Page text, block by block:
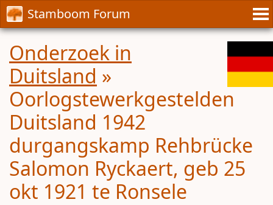
Stamboom Forum
Onderzoek in
Duitsland »
Oorlogstewerkgestelden
Duitsland 1942
durgangskamp Rehbrücke
Salomon Ryckaert, geb 25
okt 1921 te Ronsele